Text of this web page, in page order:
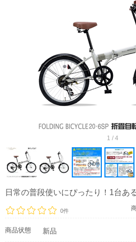
1 / 4
日常の普段使いにぴったり！1台あ
0件
商品状態 新品